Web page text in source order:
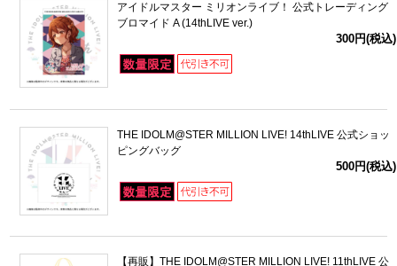
アイドルマスター ミリオンライブ！ 公式トレーディング
ブロマイド A (14thLIVE ver.)
300円(税込)
THE IDOLM@STER MILLION LIVE! 14thLIVE 公式ショッ
ピングバッグ
500円(税込)
【再販】THE IDOLM@STER MILLION LIVE! 11thLIVE 公